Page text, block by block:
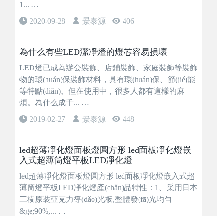
1... …
2020-09-28
景泰源 406
為什么有些LED潔凈燈的燈芯容易損壞
LED燈已成為辦公裝飾、店鋪裝飾、家庭裝飾等裝飾
物的環(huán)保裝飾材料，具有環(huán)保、節(jié)能
等特點(diǎn)。但在使用中，很多人都有這樣的麻
煩。為什么成千... …
2019-02-27
景泰源 448
led超薄凈化燈面板燈圓方形 led面板凈化燈嵌
入式超薄筒燈平板LED凈化燈
led超薄凈化燈面板燈圓方形 led面板凈化燈嵌入式超
薄筒燈平板LED凈化燈產(chǎn)品特性：1、采用日本
三棱原裝亞克力導(dǎo)光板,整體發(fā)光均勻
&ge;90%,... …